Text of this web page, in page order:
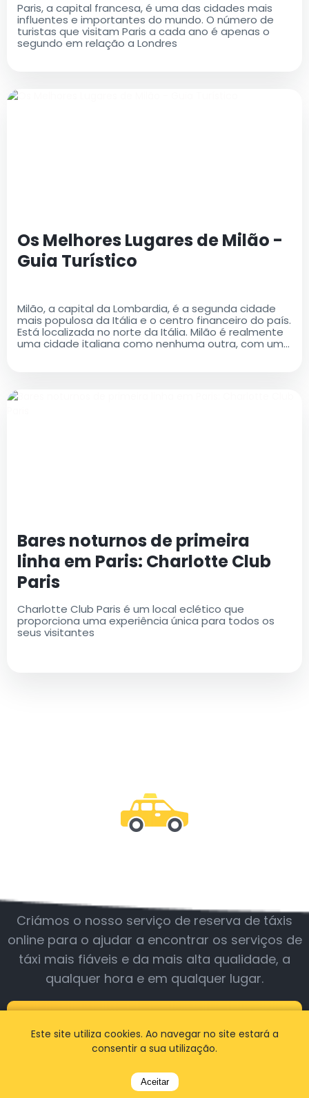
Paris, a capital francesa, é uma das cidades mais
influentes e importantes do mundo. O número de
turistas que visitam Paris a cada ano é apenas o
segundo em relação a Londres
Os Melhores Lugares de Milão -
Guia Turístico
Milão, a capital da Lombardia, é a segunda cidade
mais populosa da Itália e o centro financeiro do país.
Está localizada no norte da Itália. Milão é realmente
uma cidade italiana como nenhuma outra, com uma
Bares noturnos de primeira
linha em Paris: Charlotte Club
Paris
Charlotte Club Paris é um local eclético que
proporciona uma experiência única para todos os
seus visitantes
Criámos o nosso serviço de reserva de táxis
online para o ajudar a encontrar os serviços de
táxi mais fiáveis e da mais alta qualidade, a
qualquer hora e em qualquer lugar.
Este site utiliza cookies. Ao navegar no site estará a
consentir a sua utilização.
Aceitar